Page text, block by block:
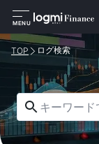
MENU
TOP ログ検索